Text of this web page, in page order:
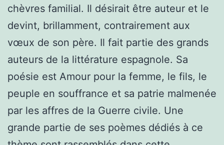
chèvres familial. Il désirait être auteur et le
devint, brillamment, contrairement aux
vœux de son père. Il fait partie des grands
auteurs de la littérature espagnole. Sa
poésie est Amour pour la femme, le fils, le
peuple en souffrance et sa patrie malmenée
par les affres de la Guerre civile. Une
grande partie de ses poèmes dédiés à ce